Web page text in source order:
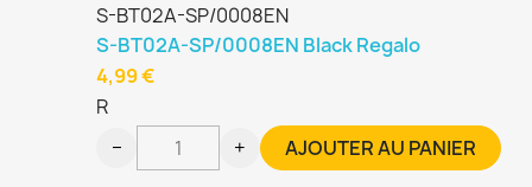
S-BT02A-SP/0008EN
S-BT02A-SP/0008EN Black Regalo
R
4,99 €
− + AJOUTER AU PANIER